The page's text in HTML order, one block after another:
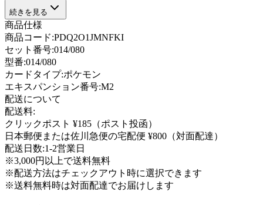
続きを見る
商品仕様
商品コード:PDQ2O1JMNFKI
セット番号:014/080
型番:014/080
カードタイプ:ポケモン
エキスパンション番号:M2
配送について
配送料:
クリックポスト ¥185（ポスト投函）
日本郵便または佐川急便の宅配便 ¥800（対面配達）
配送日数:1-2営業日
※3,000円以上で送料無料
※配送方法はチェックアウト時に選択できます
※送料無料時は対面配達でお届けします